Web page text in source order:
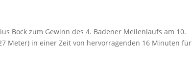
Bock zum Gewinn des 4. Badener Meilenlaufs am 10.
Meter) in einer Zeit von hervorragenden 16 Minuten für